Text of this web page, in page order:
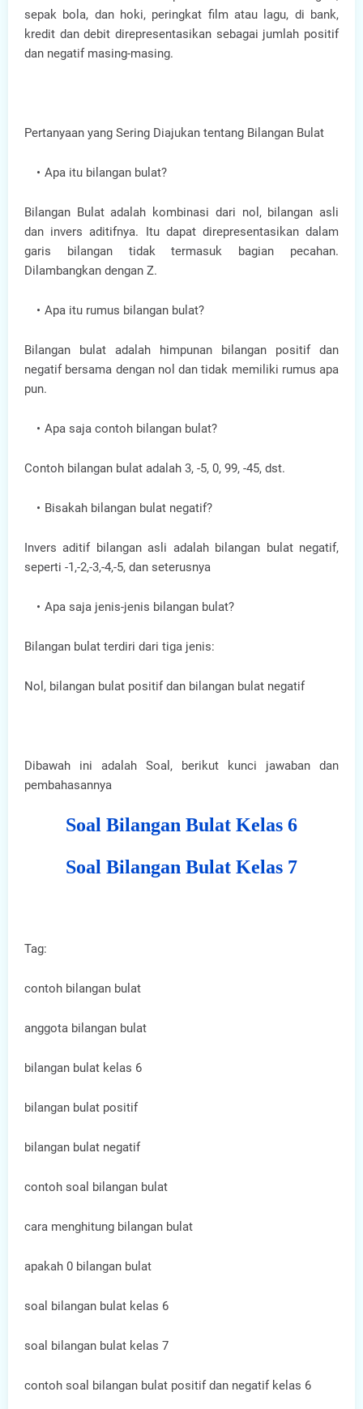
sepak bola, dan hoki, peringkat film atau lagu, di bank,
kredit dan debit direpresentasikan sebagai jumlah positif
dan negatif masing-masing.
Pertanyaan yang Sering Diajukan tentang Bilangan Bulat
Apa itu bilangan bulat?
Bilangan Bulat adalah kombinasi dari nol, bilangan asli
dan invers aditifnya. Itu dapat direpresentasikan dalam
garis bilangan tidak termasuk bagian pecahan.
Dilambangkan dengan Z.
Apa itu rumus bilangan bulat?
Bilangan bulat adalah himpunan bilangan positif dan
negatif bersama dengan nol dan tidak memiliki rumus apa
pun.
Apa saja contoh bilangan bulat?
Contoh bilangan bulat adalah 3, -5, 0, 99, -45, dst.
Bisakah bilangan bulat negatif?
Invers aditif bilangan asli adalah bilangan bulat negatif,
seperti -1,-2,-3,-4,-5, dan seterusnya
Apa saja jenis-jenis bilangan bulat?
Bilangan bulat terdiri dari tiga jenis:
Nol, bilangan bulat positif dan bilangan bulat negatif
Dibawah ini adalah Soal, berikut kunci jawaban dan
pembahasannya
Soal Bilangan Bulat Kelas 6
Soal Bilangan Bulat Kelas 7
Tag:
contoh bilangan bulat
anggota bilangan bulat
bilangan bulat kelas 6
bilangan bulat positif
bilangan bulat negatif
contoh soal bilangan bulat
cara menghitung bilangan bulat
apakah 0 bilangan bulat
soal bilangan bulat kelas 6
soal bilangan bulat kelas 7
contoh soal bilangan bulat positif dan negatif kelas 6